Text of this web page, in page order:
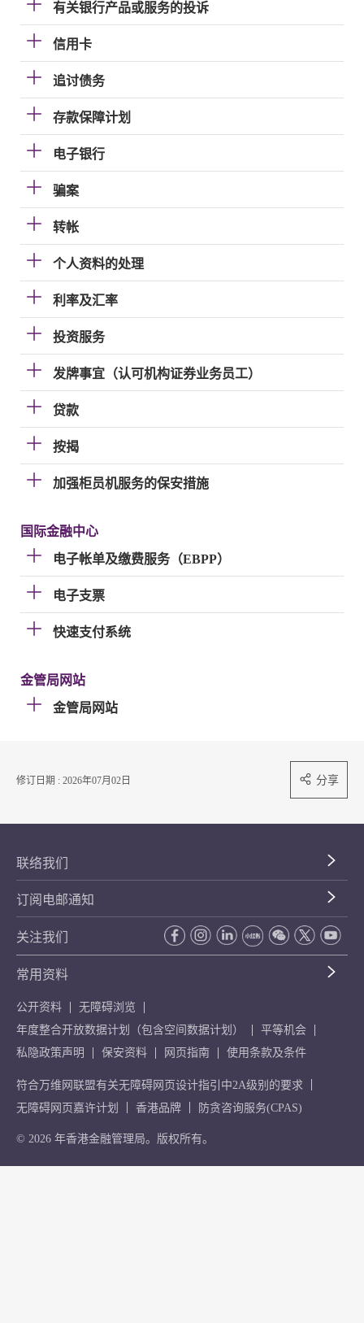
有关银行产品或服务的投诉
信用卡
追讨债务
存款保障计划
电子银行
骗案
转帐
个人资料的处理
利率及汇率
投资服务
发牌事宜（认可机构证券业务员工）
贷款
按揭
加强柜员机服务的保安措施
国际金融中心
电子帐单及缴费服务（EBPP）
电子支票
快速支付系统
金管局网站
金管局网站
修订日期 : 2026年07月02日 分享
联络我们
订阅电邮通知
关注我们
常用资料
公开资料
无障碍浏览
年度整合开放数据计划（包含空间数据计划）
平等机会
私隐政策声明
保安资料 网页指南 使用条款及条件
符合万维网联盟有关无障碍网页设计指引中2A级别的要求
无障碍网页嘉许计划
香港品牌 防贪咨询服务(CPAS)
© 2026 年香港金融管理局。版权所有。